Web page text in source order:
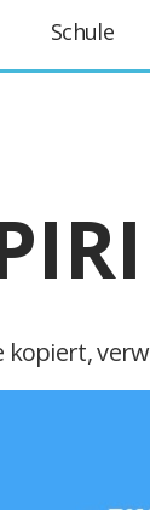
Schule
kopiert,